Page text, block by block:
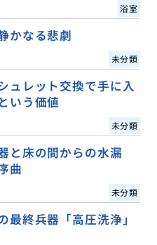
浴室
かなる悲劇
未分類
ュレット交換で手に入
いう価値
未分類
と床の間からの水漏
曲
未分類
最終兵器「高圧洗浄」